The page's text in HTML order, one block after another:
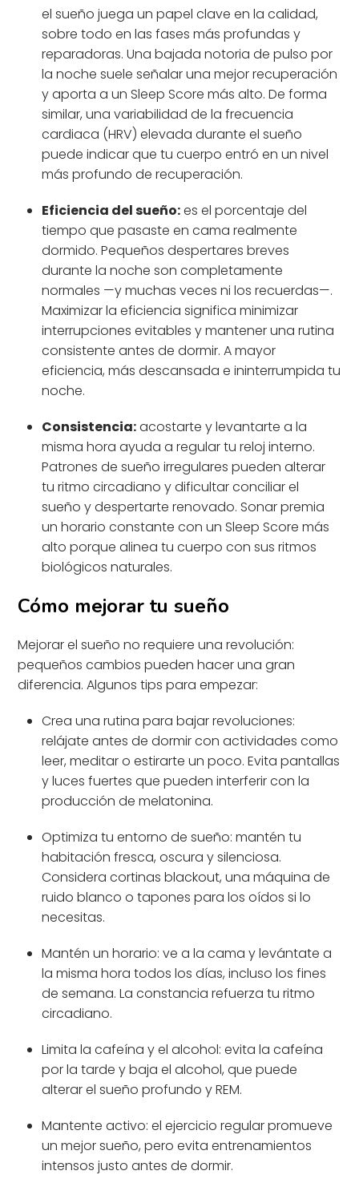
el sueño juega un papel clave en la calidad,
sobre todo en las fases más profundas y
reparadoras. Una bajada notoria de pulso por
la noche suele señalar una mejor recuperación
y aporta a un Sleep Score más alto. De forma
similar, una variabilidad de la frecuencia
cardiaca (HRV) elevada durante el sueño
puede indicar que tu cuerpo entró en un nivel
más profundo de recuperación.
Eficiencia del sueño:es el porcentaje del
tiempo que pasaste en cama realmente
dormido. Pequeños despertares breves
durante la noche son completamente
normales —y muchas veces ni los recuerdas—.
Maximizar la eficiencia significa minimizar
interrupciones evitables y mantener una rutina
consistente antes de dormir. A mayor
eficiencia, más descansada e ininterrumpida tu
noche.
Consistencia:acostarte y levantarte a la
misma hora ayuda a regular tu reloj interno.
Patrones de sueño irregulares pueden alterar
tu ritmo circadiano y dificultar conciliar el
sueño y despertarte renovado. Sonar premia
un horario constante con un Sleep Score más
alto porque alinea tu cuerpo con sus ritmos
biológicos naturales.
Cómo mejorar tu sueño
Mejorar el sueño no requiere una revolución:
pequeños cambios pueden hacer una gran
diferencia. Algunos tips para empezar:
Crea una rutina para bajar revoluciones:
relájate antes de dormir con actividades como
leer, meditar o estirarte un poco. Evita pantallas
y luces fuertes que pueden interferir con la
producción de melatonina.
Optimiza tu entorno de sueño: mantén tu
habitación fresca, oscura y silenciosa.
Considera cortinas blackout, una máquina de
ruido blanco o tapones para los oídos si lo
necesitas.
Mantén un horario: ve a la cama y levántate a
la misma hora todos los días, incluso los fines
de semana. La constancia refuerza tu ritmo
circadiano.
Limita la cafeína y el alcohol: evita la cafeína
por la tarde y baja el alcohol, que puede
alterar el sueño profundo y REM.
Mantente activo: el ejercicio regular promueve
un mejor sueño, pero evita entrenamientos
intensos justo antes de dormir.